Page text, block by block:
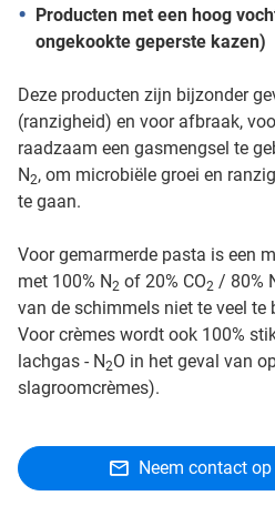
Producten met een hoog
ongekookte geperste kazen)
Deze producten zijn bijzonder
(ranzigheid) en voor afbraak,
raadzaam een gasmengsel te
N2, om microbiële groei en
te gaan.
Voor gemarmerde pasta is een
met 100% N2 of 20% CO2 / 80%
van de schimmels niet te veel te
Voor crèmes wordt ook 100%
lachgas - N2O in het geval van
slagroomcrèmes).
Neem contact